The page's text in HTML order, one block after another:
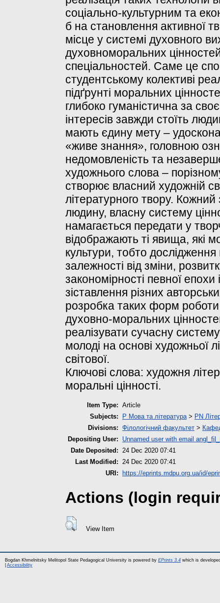
соціально-культурним та
б на становлення активної
місце у системі духовного
духовноморальних
спеціальностей. Саме це
студентському колективі
підґрунті моральних
глибоко гуманістична за
інтересів завжди стоїть
мають єдину мету –
«живе знання», головною
недомовленість та
художнього слова –
створює власний художній
літературного твору.
людину, власну систему
намагається передати у
відображають ті явища, які
культури, тобто
залежності від зміни,
закономірності певної епохи
зіставлення різних
розробка таких форм
духовно-моральних
реалізувати сучасну
молоді на основі художньої
світової.
Ключові слова: художня
моральні цінності.
Item Type: Article
Subjects:
P Мова та література> PN
Divisions: Філологічний факультет >
Depositing User:
Unnamed user with email
Date Deposited: 24 Dec 2020 07:41
Last Modified: 24 Dec 2020 07:41
URI:
https://eprints.mdpu.org.ua/id/
Actions (login
View Item
Bogdan Khmelnitsky Melitopol State Pedagogical University is powered by EPrints 3.4 which is
Accessibility